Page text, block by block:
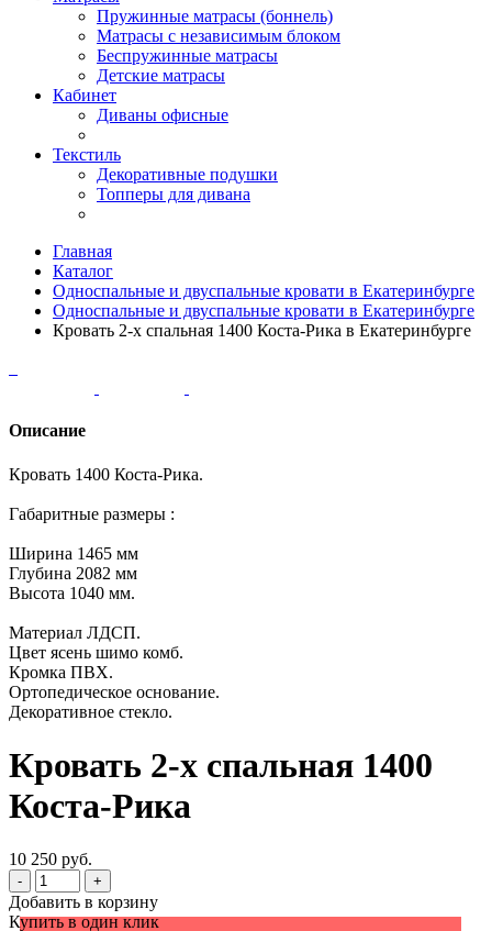
Пружинные матрасы (боннель)
Матрасы с независимым блоком
Беспружинные матрасы
Детские матрасы
Кабинет
Диваны офисные
Текстиль
Декоративные подушки
Топперы для дивана
Главная
Каталог
Односпальные и двуспальные кровати в Екатеринбурге
Односпальные и двуспальные кровати в Екатеринбурге
Кровать 2-х спальная 1400 Коста-Рика в Екатеринбурге
Описание
Кровать 1400 Коста-Рика.
Габаритные размеры :
Ширина 1465 мм
Глубина 2082 мм
Высота 1040 мм.
Материал ЛДСП.
Цвет ясень шимо комб.
Кромка ПВХ.
Ортопедическое основание.
Декоративное стекло.
Кровать 2-х спальная 1400
Коста-Рика
10 250 руб.
- +
Добавить в корзину
Купить в один клик